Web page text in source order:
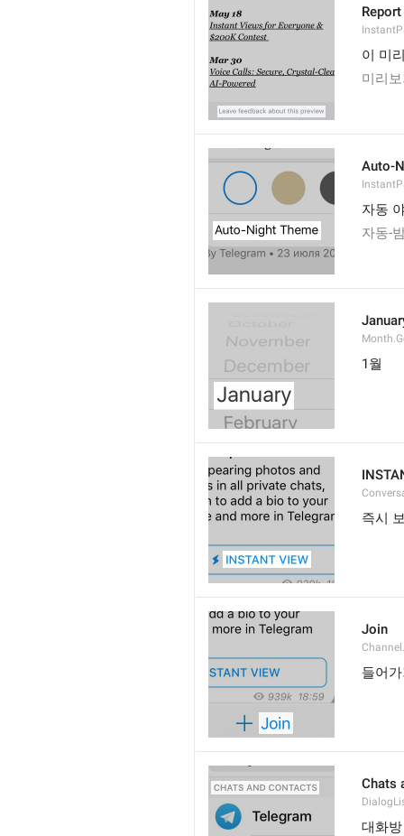
이 미
미리
Auto-
자동
자동-
1월
즉시
Join
들어
Chats
대화